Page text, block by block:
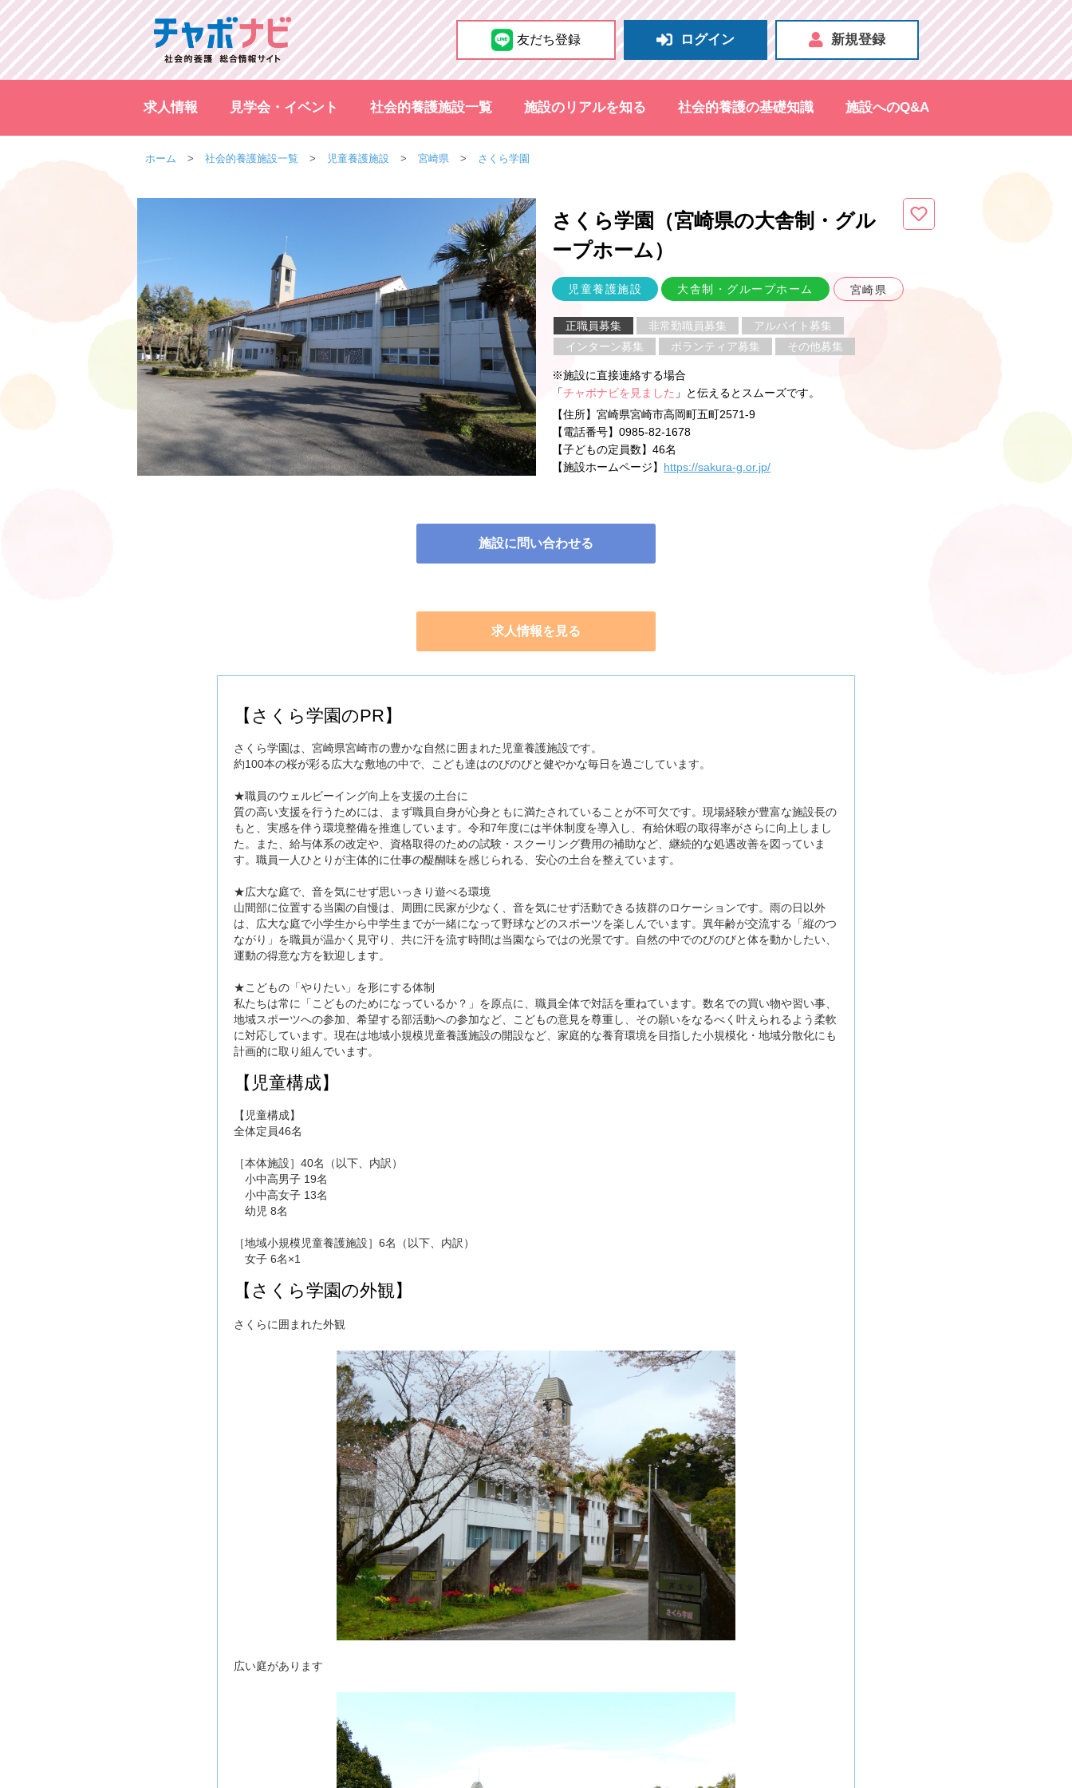
友だち登録 ログイン 新規登録
求人情報 見学会・イベント 社会的養護施設一覧 施設のリアルを知る 社会的養護の基礎知識 施設へのQ&A
ホーム 社会的養護施設一覧 児童養護施設 宮崎県 さくら学園
さくら学園（宮崎県の大舎制・グル
ープホーム）
児童養護施設 大舎制・グループホーム 宮崎県
正職員募集 非常勤職員募集
アルバイト募集
インターン募集
ボランティア募集 その他募集
※施設に直接連絡する場合
「チャボナビを見ました 」と伝えるとスムーズです。
【住所】 宮崎県宮崎市高岡町五町2571-9
【電話番号】 0985-82-1678
【子どもの定員数】 46名
【施設ホームページ】 https://sakura-g.or.jp/
施設に問い合わせる
求人情報を見る
【さくら学園のPR】
さくら学園は、宮崎県宮崎市の豊かな自然に囲まれた児童養護施設です。
約100本の桜が彩る広大な敷地の中で、こども達はのびのびと健やかな毎日を過ごしています。
★職員のウェルビーイング向上を支援の土台に
質の高い支援を行うためには、まず職員自身が心身ともに満たされていることが不可欠です。現場経験が豊富な施設長の
もと、実感を伴う環境整備を推進しています。令和7年度には半休制度を導入し、有給休暇の取得率がさらに向上しまし
た。また、給与体系の改定や、資格取得のための試験・スクーリング費用の補助など、継続的な処遇改善を図っていま
す。職員一人ひとりが主体的に仕事の醍醐味を感じられる、安心の土台を整えています。
★広大な庭で、音を気にせず思いっきり遊べる環境
山間部に位置する当園の自慢は、周囲に民家が少なく、音を気にせず活動できる抜群のロケーションです。雨の日以外
は、広大な庭で小学生から中学生までが一緒になって野球などのスポーツを楽しんでいます。異年齢が交流する「縦のつ
ながり」を職員が温かく見守り、共に汗を流す時間は当園ならではの光景です。自然の中でのびのびと体を動かしたい、
運動の得意な方を歓迎します。
★こどもの「やりたい」を形にする体制
私たちは常に「こどものためになっているか？」を原点に、職員全体で対話を重ねています。数名での買い物や習い事、
地域スポーツへの参加、希望する部活動への参加など、こどもの意見を尊重し、その願いをなるべく叶えられるよう柔軟
に対応しています。現在は地域小規模児童養護施設の開設など、家庭的な養育環境を目指した小規模化・地域分散化にも
計画的に取り組んでいます。
【児童構成】
【児童構成】
全体定員46名
［本体施設］40名（以下、内訳）
小中高男子 19名
小中高女子 13名
幼児 8名
［地域小規模児童養護施設］6名（以下、内訳）
女子 6名×1
【さくら学園の外観】
さくらに囲まれた外観
広い庭があります